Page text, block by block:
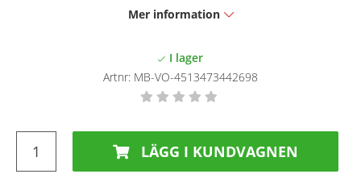
Mer information
Artnr: MB-VO-4513473442698
LÄGG I KUNDVAGNEN